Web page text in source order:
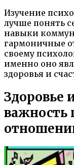
Изучение
лучше понять
навыки
гармоничные
своему
именно оно
здоровья и
Здоровье
важность